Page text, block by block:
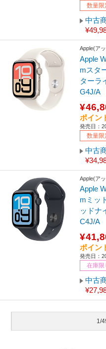
数量限
中古
Apple(ア
Apple
mスタ
ターラ
G4J/A
ポイン
発売日：
数量限
中古
Apple(ア
Apple
mミッ
ッドナ
C4J/A
ポイン
発売日：
在庫限
中古
1/